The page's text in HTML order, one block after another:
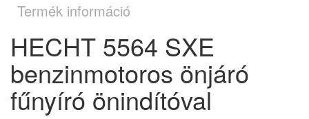
Termék információ
HECHT 5564 SXE
benzinmotoros önjáró
fűnyíró önindítóval